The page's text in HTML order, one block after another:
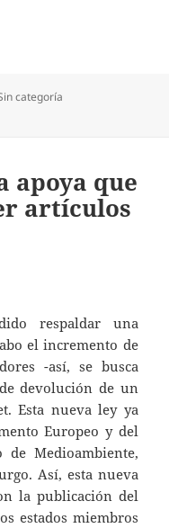
categoría
de forma segura (I)
apoya que
artículos
respaldar una
el incremento de
-así, se busca
devolución de un
Esta nueva ley ya
Europeo y del
de Medioambiente,
Así, esta nueva
la publicación del
estados miembros